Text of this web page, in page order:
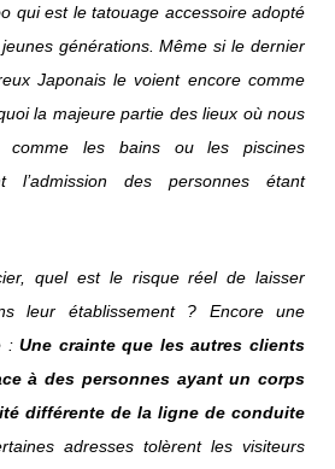
qui est le tatouage accessoire adopté
générations. Même si le dernier
Japonais le voient encore comme
la majeure partie des lieux où nous
comme les bains ou les piscines
l’admission des personnes étant
quel est le risque réel de laisser
leur établissement ? Encore une
:Une crainte que les autres clients
à des personnes ayant un corps
différente de la ligne de conduite
adresses tolèrent les visiteurs